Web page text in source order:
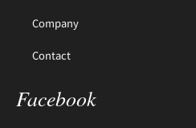
Company
Contact
Facebook